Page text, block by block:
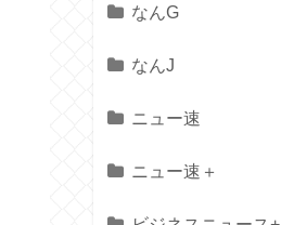
なんG
なんJ
ニュー速
ニュー速＋